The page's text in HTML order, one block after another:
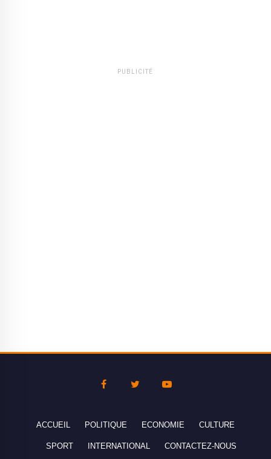
PUBLICITÉ
ACCUEIL POLITIQUE ECONOMIE CULTURE
SPORT INTERNATIONAL CONTACTEZ-NOUS